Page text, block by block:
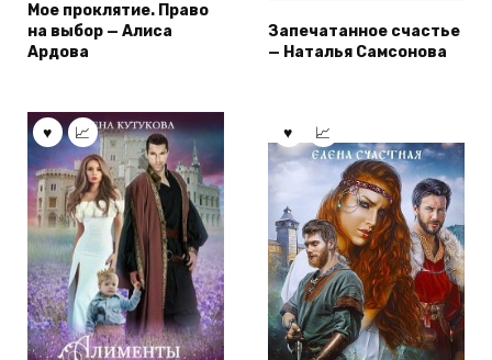
Мое проклятие. Право
на выбор — Алиса
Ардова
Запечатанное счастье
— Наталья Самсонова